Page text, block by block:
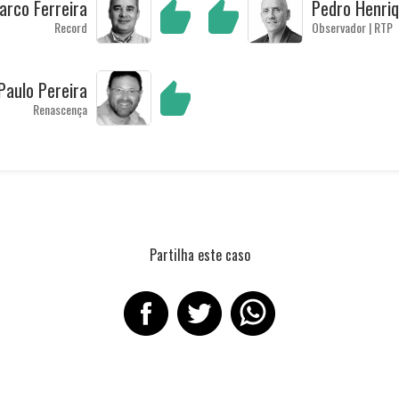
Ferreira
Record
Pedro
Observador | RTP
Pereira
Renascença
Partilha este caso